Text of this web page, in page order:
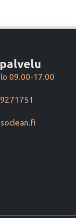
09.00-17.00